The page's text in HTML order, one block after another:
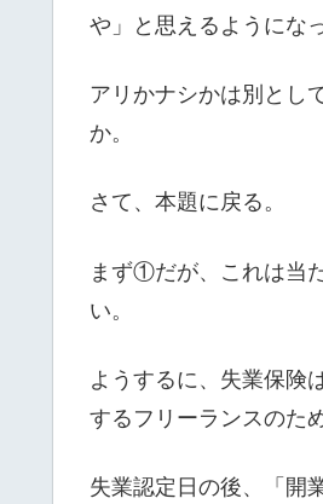
や」と思えるようにな
アリかナシかは別とし
か。
さて、本題に戻る。
まず①だが、これは当
い。
ようするに、失業保険
するフリーランスのた
失業認定日の後、「開